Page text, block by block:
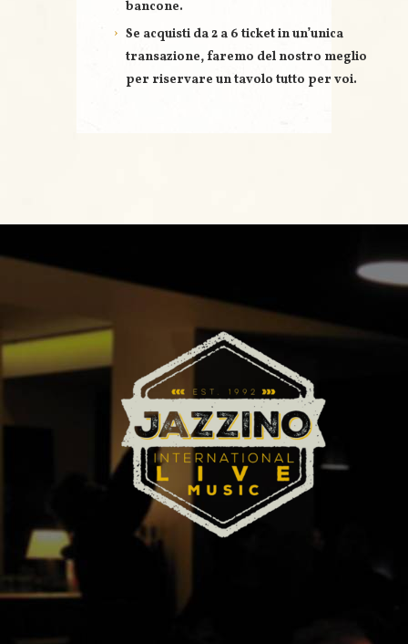
o
n
bancone.
Se acquisti da 2 a 6 ticketin un’unica
transazione, faremo del nostro meglio
per riservare untavolo tutto per voi.